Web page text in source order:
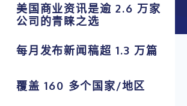
美国商业资讯是逾 2.6 万家
公司的青睐之选
每月发布新闻稿超 1.3 万篇
覆盖 160 多个国家/地区